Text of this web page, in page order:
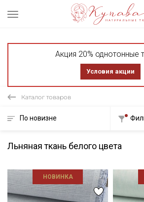
Акция 20% однотонные
Условия акции
Каталог товаров
По новизне
Льняная ткань белого цвета
НОВИНКА